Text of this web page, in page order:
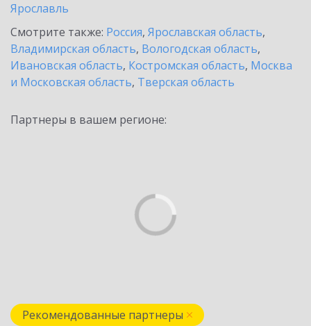
Ярославль
Смотрите также: Россия, Ярославская область,
Владимирская область, Вологодская область,
Ивановская область, Костромская область, Москва
и Московская область, Тверская область
Партнеры в вашем регионе:
Рекомендованные партнеры